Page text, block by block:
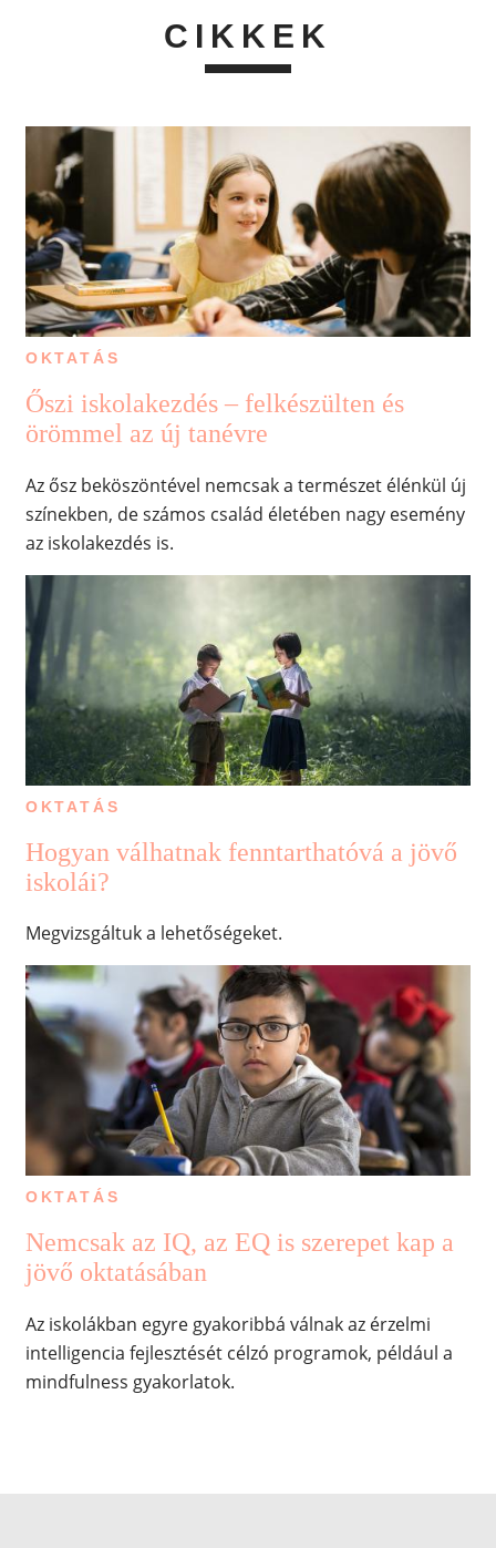
CIKKEK
OKTATÁS
Őszi iskolakezdés – felkészülten és
örömmel az új tanévre
Az ősz beköszöntével nemcsak a természet élénkül új
színekben, de számos család életében nagy esemény
az iskolakezdés is.
OKTATÁS
Hogyan válhatnak fenntarthatóvá a jövő
iskolái?
Megvizsgáltuk a lehetőségeket.
OKTATÁS
Nemcsak az IQ, az EQ is szerepet kap a
jövő oktatásában
Az iskolákban egyre gyakoribbá válnak az érzelmi
intelligencia fejlesztését célzó programok, például a
mindfulness gyakorlatok.